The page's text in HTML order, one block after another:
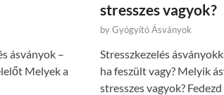
ásványok –
Melyek a
stresszes vagyok?
byGyógyító Ásványok
Stresszkezelés
ha feszült vagy? Melyik
stresszes vagyok?